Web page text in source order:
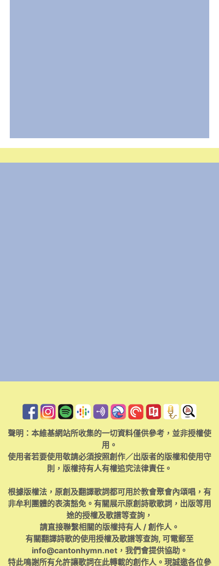
聲明：本維基網站所收集的一切資料僅供參考，並非授權使
用。
使用者若要使用敬請必須按照創作／出版者的版權和使用守
則，版權持有人有權追究法律責任。
根據版權法，原創及翻譯歌詞都可用於教會聚會內頌唱，有
非牟利團體的表演豁免。有關展示原創詩歌歌詞，出版等用
途的授權及歌譜等查詢，
請直接聯繫相關的版權持有人 / 創作人。
有關翻譯詩歌的使用授權及歌譜等查詢, 可電郵至
info@cantonhymn.net，我們會提供協助。
特此鳴謝所有允許讓歌詞在此轉載的創作人。現誠邀各位參